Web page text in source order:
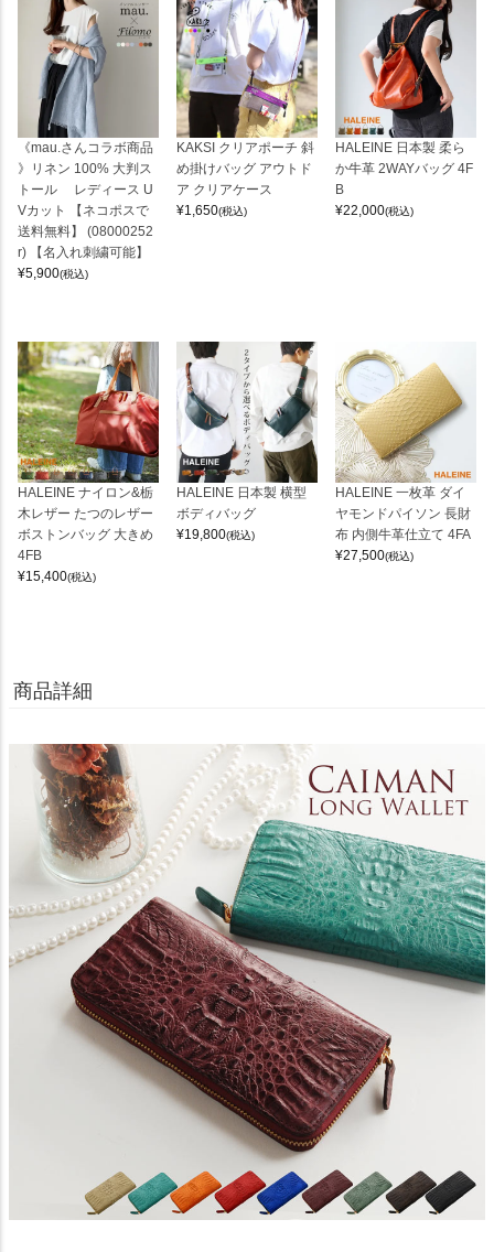
《mau.さんコラボ商品
》リネン 100% 大判ス
トール レディース U
Vカット 【ネコポスで
送料無料】 (08000252
r) 【名入れ刺繍可能】
¥5,900(税込)
KAKSI クリアポーチ 斜
め掛けバッグ アウトド
ア クリアケース
¥1,650(税込)
HALEINE 日本製 柔ら
か牛革 2WAYバッグ 4F
B
¥22,000(税込)
HALEINE ナイロン&栃
木レザー たつのレザー
ボストンバッグ 大きめ
4FB
¥15,400(税込)
HALEINE 日本製 横型
ボディバッグ
¥19,800(税込)
HALEINE 一枚革 ダイ
ヤモンドパイソン 長財
布 内側牛革仕立て 4FA
¥27,500(税込)
商品詳細